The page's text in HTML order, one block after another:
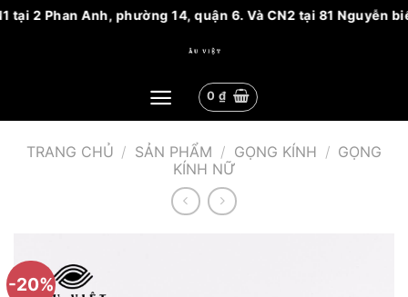
Phan Anh, phường 14, quận 6. Và CN2 tại 81 Nguyễn biểu
0 ₫
TRANG CHỦ / SẢN PHẨM / GỌNG KÍNH / GỌNG
KÍNH NỮ
-20%